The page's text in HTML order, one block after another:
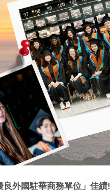
外國駐華商務單位」佳績!